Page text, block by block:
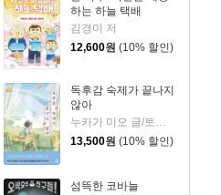
하는 하늘 택배
김경미 저
12,600원 (10% 할인)
독후감 숙제가 끝나지
않아
13,500원 (10% 할인)
섬뜩한 코바늘